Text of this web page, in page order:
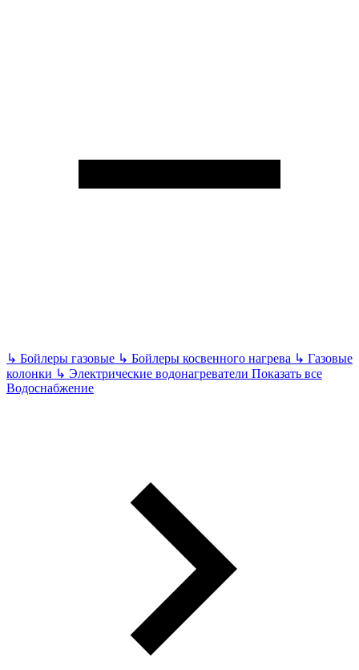
↳ Бойлеры газовые ↳ Бойлеры косвенного нагрева ↳ Газовые
колонки ↳ Электрические водонагреватели Показать все
Водоснабжение